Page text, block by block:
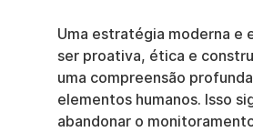
Uma estratégia moderna e
ser proativa, ética e
uma compreensão
elementos humanos. Isso
abandonar o